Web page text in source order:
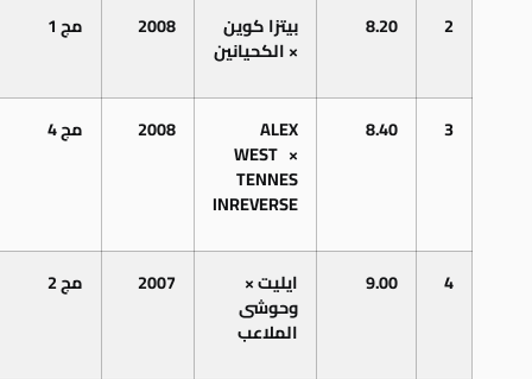
2
8.20 بيتزا كوين
× الكحيانين
2008 مج 1
3
8.40
ALEX
WEST ×
TENNES
INREVERSE
2008 مج 4
4
9.00 ايليت ×
وحوشى
الملاعب
2007 مج 2